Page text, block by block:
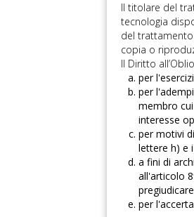
Il titolare del
tecnologia
del
copia o
Il Diritto
per
per
membro
interesse
per motivi
lettere h) e
a fini di
all'articolo
per